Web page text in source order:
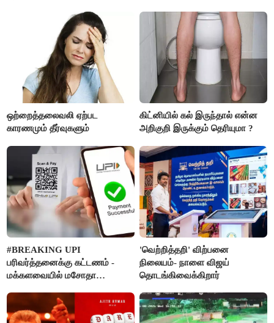
ஒற்றைத்தலைவலி ஏற்பட
காரணமும் தீர்வுகளும்
கிட்னியில் கல் இருந்தால் என்ன
அறிகுறி இருக்கும் தெரியுமா ?
#BREAKING UPI
பரிவர்த்தனைக்கு கட்டணம் -
மக்களவையில் மசோதா
'வெற்றித்தறி' விற்பனை
நிலையம்- நாளை விஜய்
தொடங்கிவைக்கிறார்